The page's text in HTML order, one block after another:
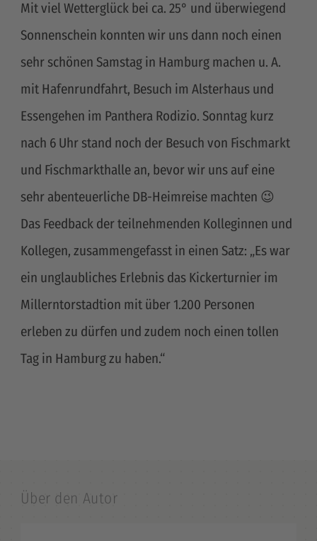
Mit viel Wetterglück bei ca. 25° und überwiegend
Sonnenschein konnten wir uns dann noch einen
sehr schönen Samstag in Hamburg machen u. A.
mit Hafenrundfahrt, Besuch im Alsterhaus und
Essengehen im Panthera Rodizio. Sonntag kurz
nach 6 Uhr stand noch der Besuch von Fischmarkt
und Fischmarkthalle an, bevor wir uns auf eine
sehr abenteuerliche DB-Heimreise machten 😉
Das Feedback der teilnehmenden Kolleginnen und
Kollegen, zusammengefasst in einen Satz: „Es war
ein unglaubliches Erlebnis das Kickerturnier im
Millerntorstadtion mit über 1.200 Personen
erleben zu dürfen und zudem noch einen tollen
Tag in Hamburg zu haben.“
Über den Autor